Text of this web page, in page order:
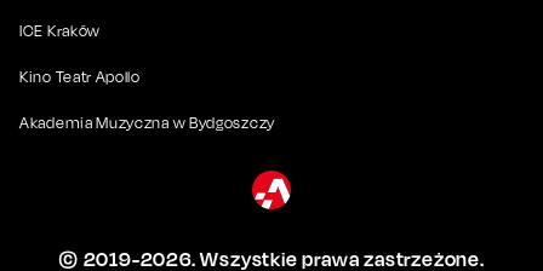
ICE Kraków
Kino Teatr Apollo
Akademia Muzyczna w Bydgoszczy
© 2019-2026. Wszystkie prawa zastrzeżone.